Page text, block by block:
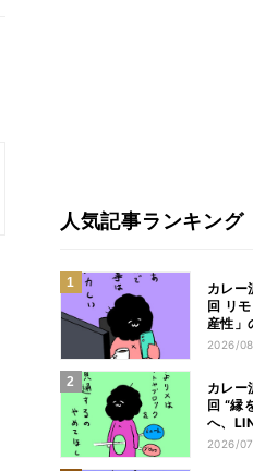
人気記事ランキング
カレー
回 リ
産性」
GMO
2026/
カレー
回 “縁
へ、
ムブロ
2026/